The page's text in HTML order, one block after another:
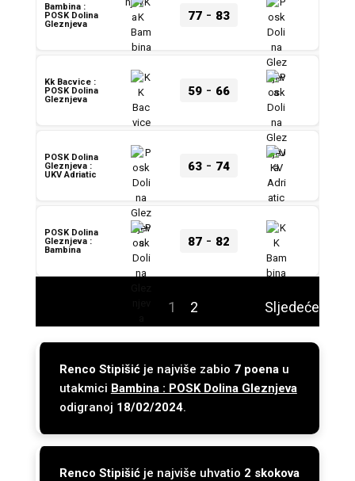
77- 83
Bambina :
POSK Dolina
Gleznjeva
59- 66
Kk Bacvice :
POSK Dolina
Gleznjeva
63- 74
POSK Dolina
Gleznjeva :
UKV Adriatic
87- 82
POSK Dolina
Gleznjeva :
Bambina
1 2 Sljedeće
Renco Stipišićje najviše zabio 7 poenau
utakmici Bambina : POSK Dolina Gleznjeva
odigranoj 18/02/2024.
Renco Stipišićje najviše uhvatio 2 skokova